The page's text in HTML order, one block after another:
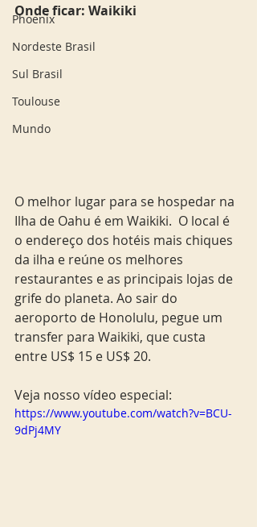
Phoenix
Nordeste Brasil
Sul Brasil
Toulouse
Mundo
Onde ficar: Waikiki
O melhor lugar para se hospedar na
Ilha de Oahu é em Waikiki.  O local é
o endereço dos hotéis mais chiques
da ilha e reúne os melhores
restaurantes e as principais lojas de
grife do planeta. Ao sair do
aeroporto de Honolulu, pegue um
transfer para Waikiki, que custa
entre US$ 15 e US$ 20.
Veja nosso vídeo especial:
https://www.youtube.com/watch?v=BCU-
9dPj4MY